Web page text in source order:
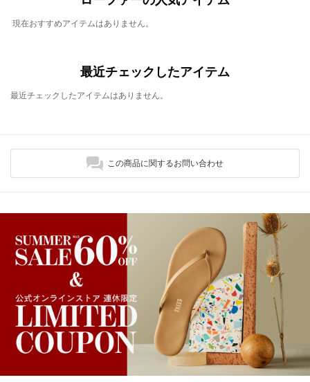
現在おすすめアイテムはありません。
最近チェックしたアイテム
最近チェックしたアイテムはありません。
この商品に関するお問い合わせ